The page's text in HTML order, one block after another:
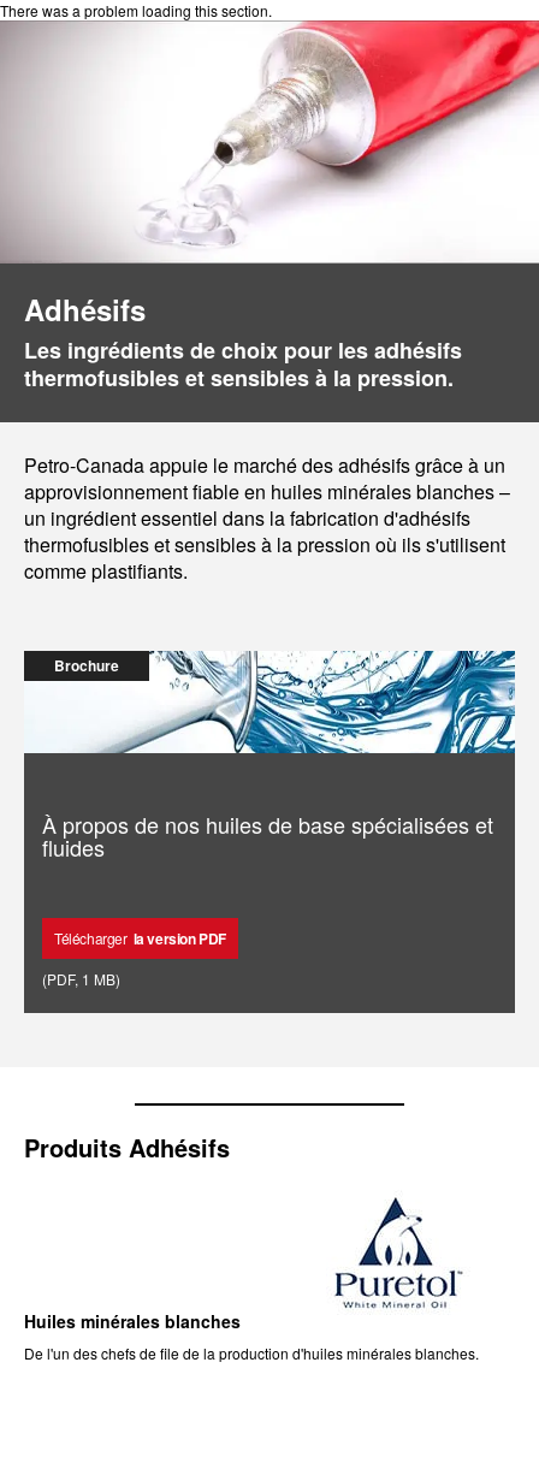
There was a problem loading this section.
Adhésifs
Les ingrédients de choix pour les adhésifs
thermofusibles et sensibles à la pression.
Petro-Canada appuie le marché des adhésifs grâce à un
approvisionnement fiable en huiles minérales blanches –
un ingrédient essentiel dans la fabrication d'adhésifs
thermofusibles et sensibles à la pression où ils s'utilisent
comme plastifiants.
Brochure
À propos de nos huiles de base spécialisées et
fluides
Télécharger la version PDF
(PDF, 1 MB)
Produits Adhésifs
Huiles minérales blanches
De l'un des chefs de file de la production d'huiles minérales blanches.